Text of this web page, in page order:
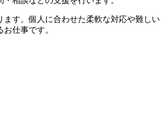
す。個人に合わせた柔軟な対応や難しい
仕事です。